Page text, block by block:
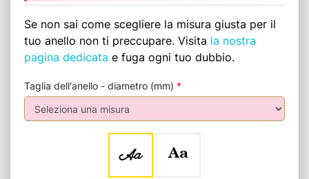
Se non sai come scegliere la misura giusta per il
tuo anello non ti preccupare. Visita la nostra
pagina dedicata e fuga ogni tuo dubbio.
Taglia dell'anello - diametro (mm) *
Aa Aa